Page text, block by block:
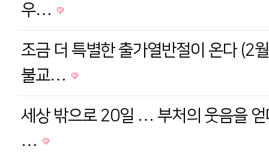
우…
조금 더 특별한 출가열반절이 온다 (2
불교…
세상 밖으로 20일 … 부처의 웃음을 얻
…